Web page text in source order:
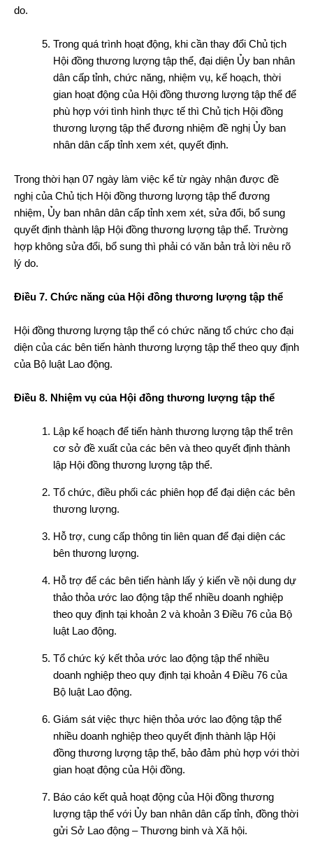
do.
Trong quá trình hoạt động, khi cần thay đổi Chủ tịch
Hội đồng thương lượng tập thể, đại diện Ủy ban nhân
dân cấp tỉnh, chức năng, nhiệm vụ, kế hoạch, thời
gian hoạt động của Hội đồng thương lượng tập thể để
phù hợp với tình hình thực tế thì Chủ tịch Hội đồng
thương lượng tập thể đương nhiệm đề nghị Ủy ban
nhân dân cấp tỉnh xem xét, quyết định.
Trong thời hạn 07 ngày làm việc kể từ ngày nhận được đề
nghị của Chủ tịch Hội đồng thương lượng tập thể đương
nhiệm, Ủy ban nhân dân cấp tỉnh xem xét, sửa đổi, bổ sung
quyết định thành lập Hội đồng thương lượng tập thể. Trường
hợp không sửa đổi, bổ sung thì phải có văn bản trả lời nêu rõ
lý do.
Điều 7. Chức năng của Hội đồng thương lượng tập thể
Hội đồng thương lượng tập thể có chức năng tổ chức cho đại
diện của các bên tiến hành thương lượng tập thể theo quy định
của Bộ luật Lao động.
Điều 8. Nhiệm vụ của Hội đồng thương lượng tập thể
Lập kế hoạch để tiến hành thương lượng tập thể trên
cơ sở đề xuất của các bên và theo quyết định thành
lập Hội đồng thương lượng tập thể.
Tổ chức, điều phối các phiên họp để đại diện các bên
thương lượng.
Hỗ trợ, cung cấp thông tin liên quan để đại diện các
bên thương lượng.
Hỗ trợ để các bên tiến hành lấy ý kiến về nội dung dự
thảo thỏa ước lao động tập thể nhiều doanh nghiệp
theo quy định tại khoản 2 và khoản 3 Điều 76 của Bộ
luật Lao động.
Tổ chức ký kết thỏa ước lao động tập thể nhiều
doanh nghiệp theo quy định tại khoản 4 Điều 76 của
Bộ luật Lao động.
Giám sát việc thực hiện thỏa ước lao động tập thể
nhiều doanh nghiệp theo quyết định thành lập Hội
đồng thương lượng tập thể, bảo đảm phù hợp với thời
gian hoạt động của Hội đồng.
Báo cáo kết quả hoạt động của Hội đồng thương
lượng tập thể với Ủy ban nhân dân cấp tỉnh, đồng thời
gửi Sở Lao động – Thương binh và Xã hội.